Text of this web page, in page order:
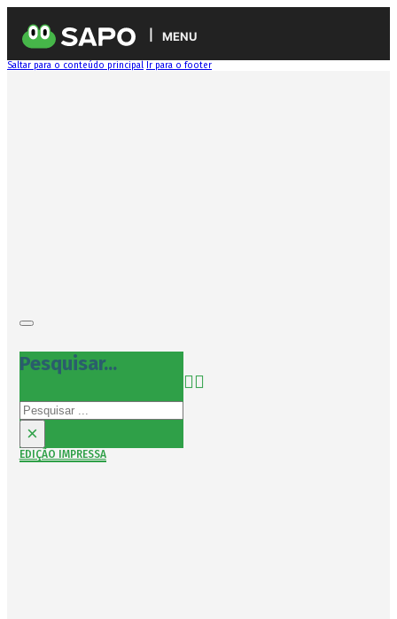
MENU
Saltar para o conteúdo principal Ir para o footer
Pesquisar...
Pesquisar
×
EDIÇÃO IMPRESSA